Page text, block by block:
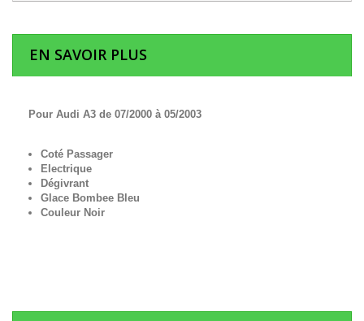
EN SAVOIR PLUS
Pour Audi A3 de 07/2000 à 05/2003
Coté Passager
Electrique
Dégivrant
Glace Bombee Bleu
Couleur Noir